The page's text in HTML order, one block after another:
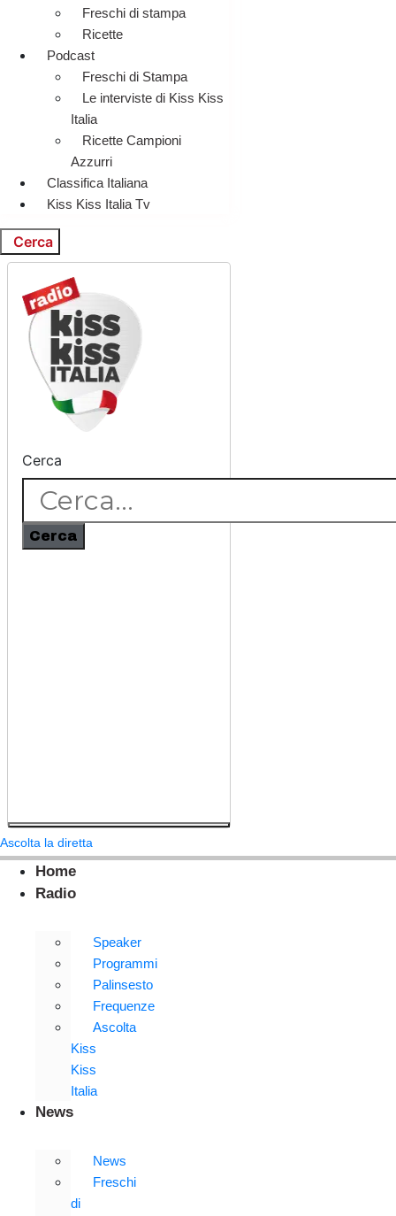
Freschi di stampa
Ricette
Podcast
Freschi di Stampa
Le interviste di Kiss Kiss
Italia
Ricette Campioni
Azzurri
Classifica Italiana
Kiss Kiss Italia Tv
Cerca
Cerca
Cerca
Ascolta la diretta
Home
Radio
Speaker
Programmi
Palinsesto
Frequenze
Ascolta
Kiss
Kiss
Italia
News
News
Freschi
di